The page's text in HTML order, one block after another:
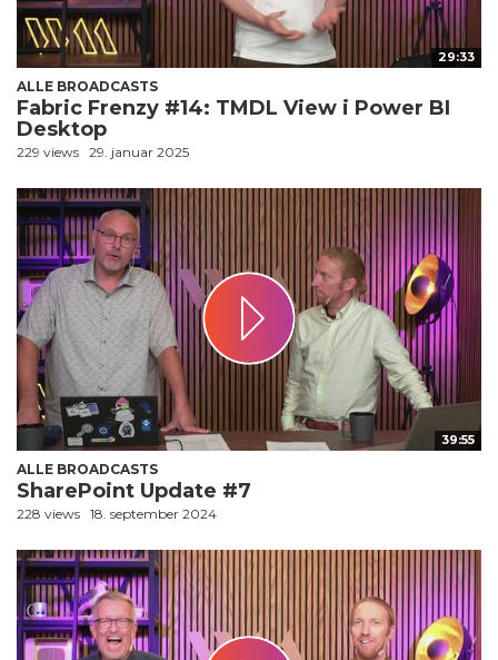
29:33
ALLE BROADCASTS
Fabric Frenzy #14: TMDL View i Power BI
Desktop
229 views 29. januar 2025
39:55
ALLE BROADCASTS
SharePoint Update #7
228 views 18. september 2024